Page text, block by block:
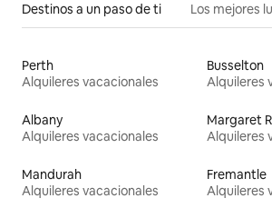
Destinos a un paso de ti Los mejores
Perth
Alquileres vacacionales
Busselton
Alquileres
Albany
Alquileres vacacionales
Margaret
Alquileres
Mandurah
Alquileres vacacionales
Fremantle
Alquileres